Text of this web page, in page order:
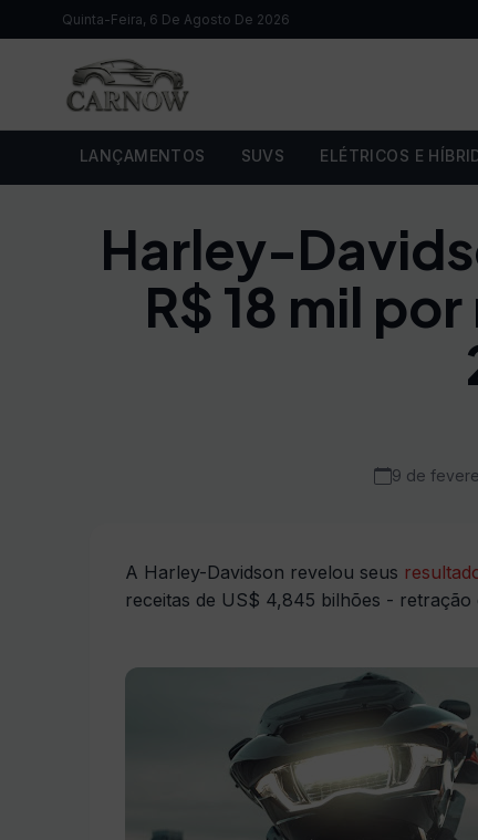
Quinta-Feira, 6 De Agosto De 2026
LANÇAMENTOS SUVS ELÉTRICOS E
Harley-
R$ 18 mil
9 de
A Harley-Davidson revelou seus
receitas de US$ 4,845 bilhões -